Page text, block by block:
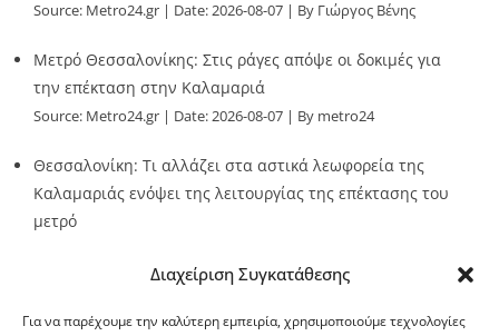
Διαχείριση Συγκατάθεσης
Για να παρέχουμε την καλύτερη εμπειρία, χρησιμοποιούμε τεχνολογίες
Source: Metro24.gr Date: 2026-08-07 By Γιώργος Βένης
Μετρό Θεσσαλονίκης: Στις ράγες απόψε οι δοκιμές για
την επέκταση στην Καλαμαριά
Source: Metro24.gr Date: 2026-08-07 By metro24
Θεσσαλονίκη: Τι αλλάζει στα αστικά λεωφορεία της
Καλαμαριάς ενόψει της λειτουργίας της επέκτασης του
μετρό